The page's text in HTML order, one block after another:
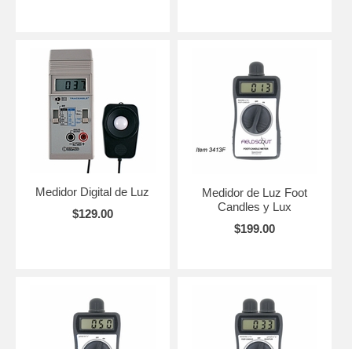
Medidor Digital de Luz
$129.00
Medidor de Luz Foot
Candles y Lux
$199.00